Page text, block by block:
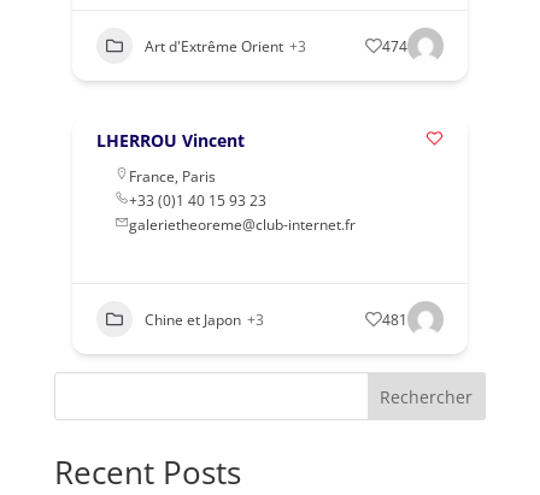
Art d'Extrême Orient +3 474
LHERROU Vincent
France, Paris
+33 (0)1 40 15 93 23
galerietheoreme@club-internet.fr
Chine et Japon +3 481
Rechercher
Recent Posts